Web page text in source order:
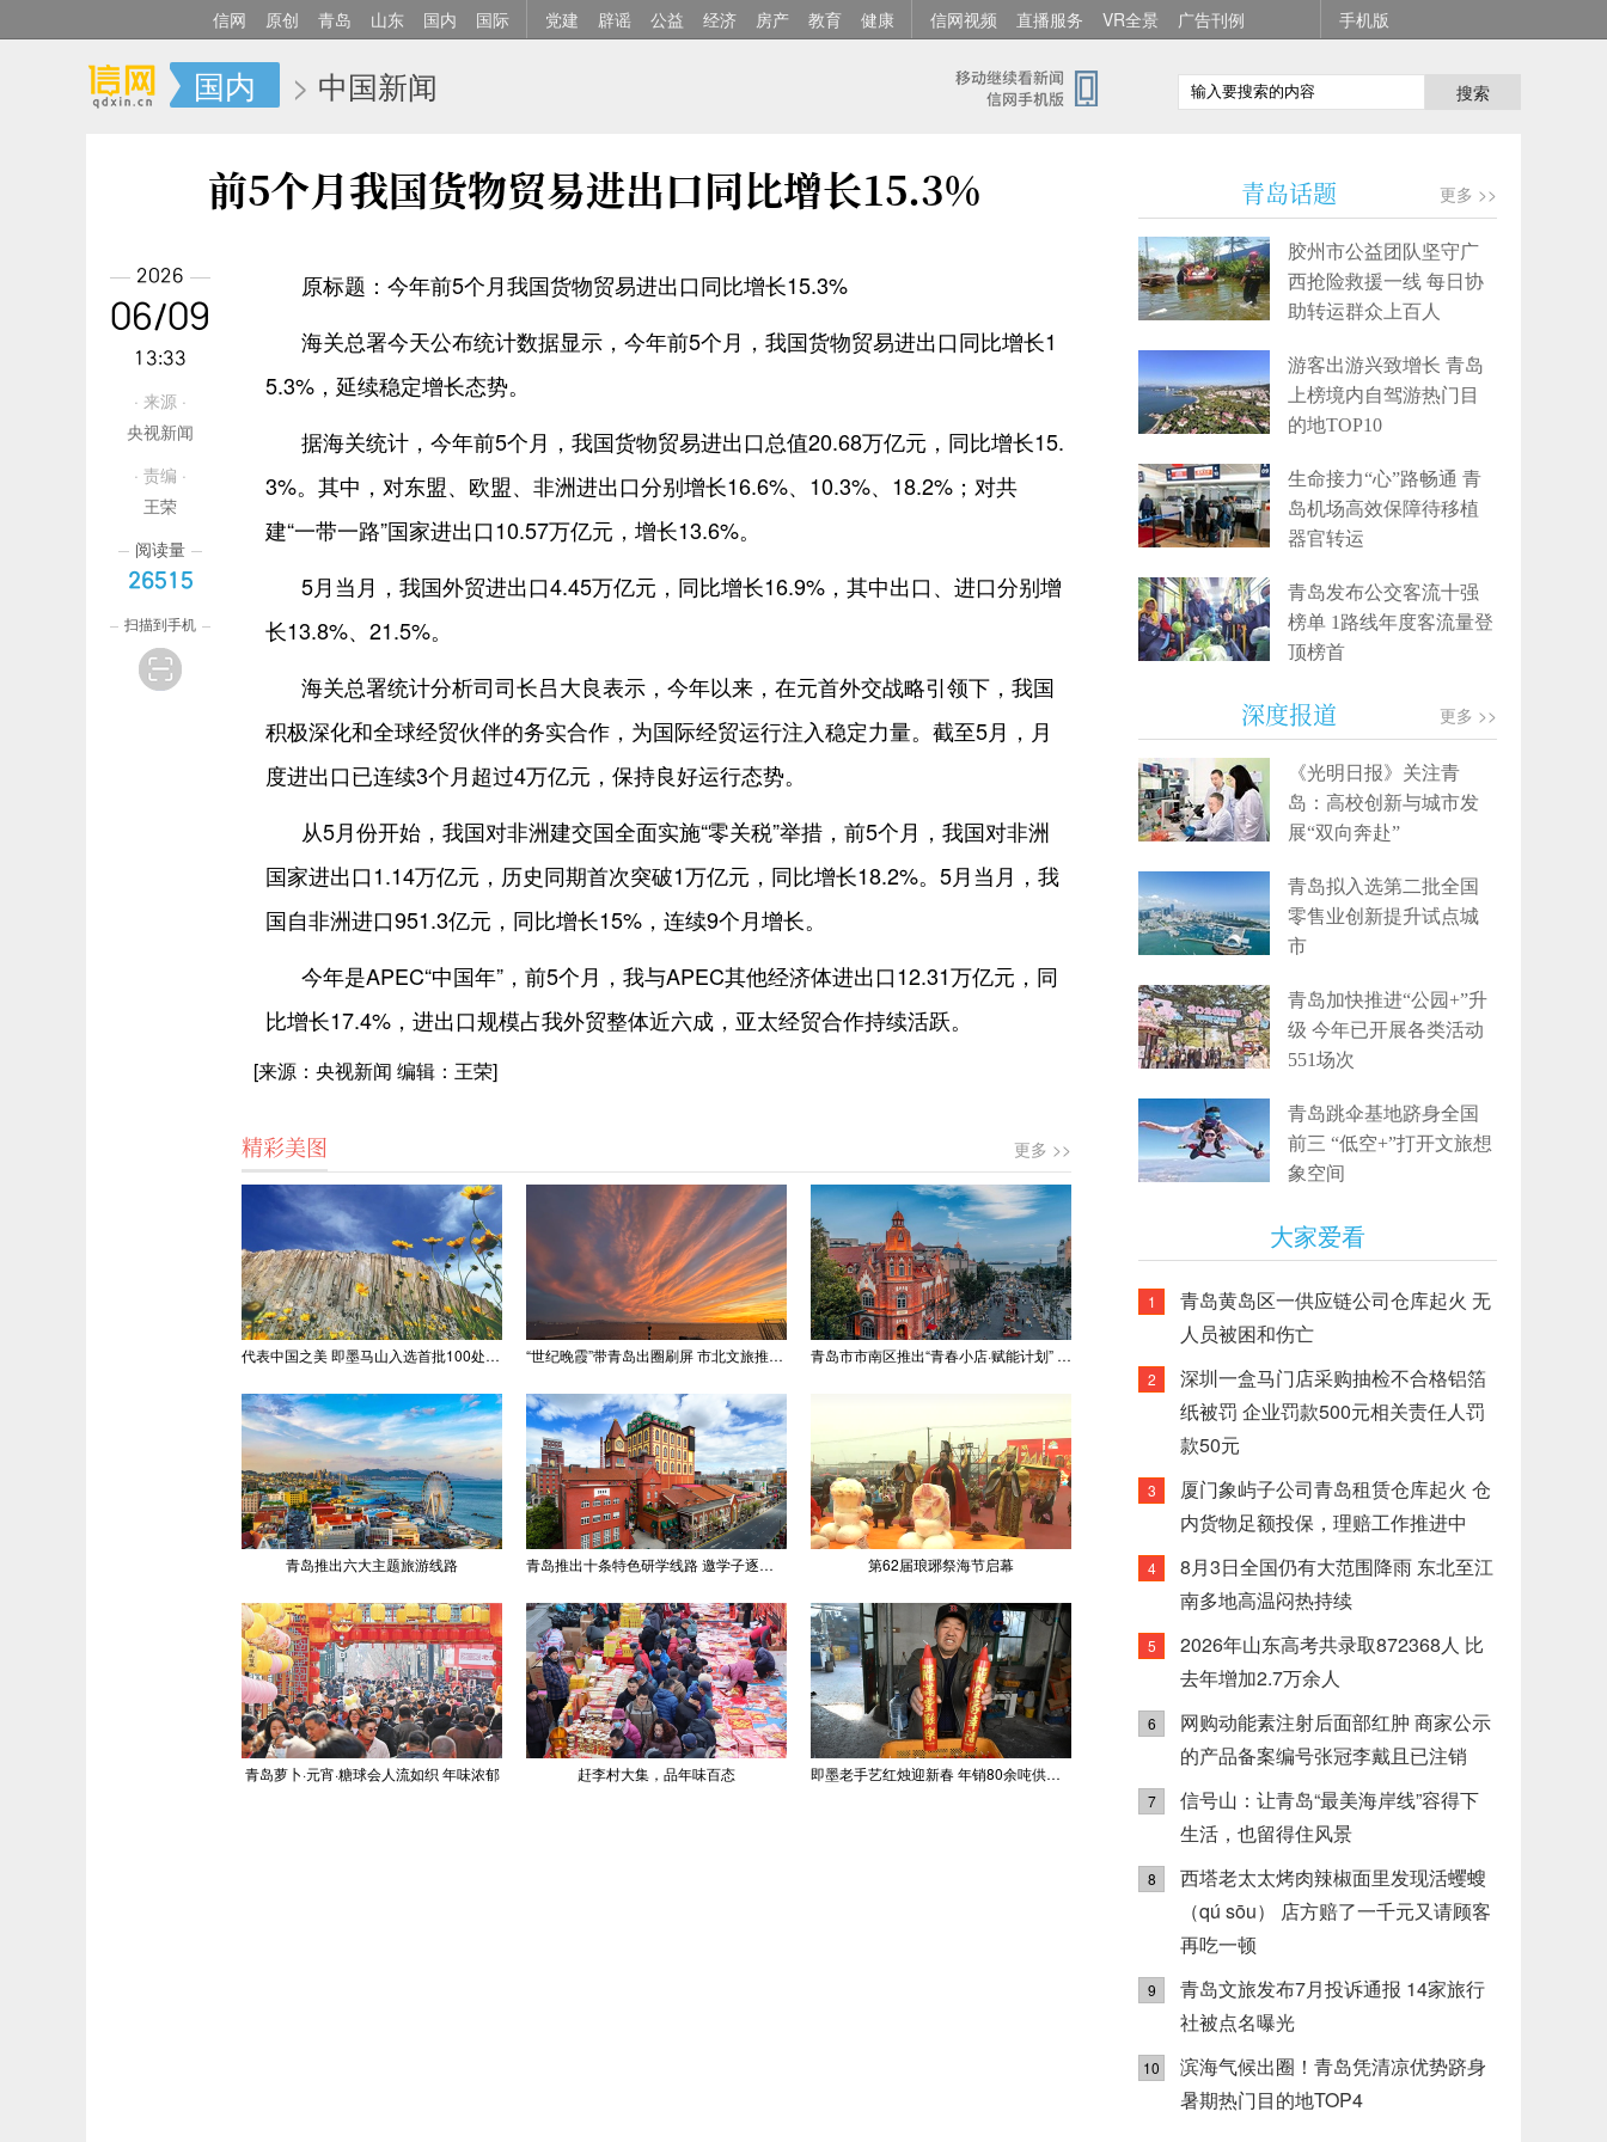
信网 原创 青岛 山东 国内 国际 党建 辟谣 公益 经济 房产 教育 健康 信网视频 直播服务 VR全景 广告刊例 手机版
国内 > 中国新闻 搜索
前5个月我国货物贸易进出口同比增长15.3%
原标题：今年前5个月我国货物贸易进出口同比增长15.3%
海关总署今天公布统计数据显示，今年前5个月，我国货物贸易进出口同比增长1
5.3%，延续稳定增长态势。
据海关统计，今年前5个月，我国货物贸易进出口总值20.68万亿元，同比增长15.
3%。其中，对东盟、欧盟、非洲进出口分别增长16.6%、10.3%、18.2%；对共
建“一带一路”国家进出口10.57万亿元，增长13.6%。
5月当月，我国外贸进出口4.45万亿元，同比增长16.9%，其中出口、进口分别增
长13.8%、21.5%。
海关总署统计分析司司长吕大良表示，今年以来，在元首外交战略引领下，我国
积极深化和全球经贸伙伴的务实合作，为国际经贸运行注入稳定力量。截至5月，月
度进出口已连续3个月超过4万亿元，保持良好运行态势。
从5月份开始，我国对非洲建交国全面实施“零关税”举措，前5个月，我国对非洲
国家进出口1.14万亿元，历史同期首次突破1万亿元，同比增长18.2%。5月当月，我
国自非洲进口951.3亿元，同比增长15%，连续9个月增长。
今年是APEC“中国年”，前5个月，我与APEC其他经济体进出口12.31万亿元，同
比增长17.4%，进出口规模占我外贸整体近六成，亚太经贸合作持续活跃。
[来源：央视新闻 编辑：王荣]
精彩美图 更多 >>
代表中国之美 即墨马山入选首批100处“美丽中国打卡点” “世纪晚霞”带青岛出圈刷屏 市北文旅推出精品线路 青岛市市南区推出“青春小店·赋能计划” 聚满青岛温情
青岛推出六大主题旅游线路 青岛推出十条特色研学线路 邀学子逐梦深蓝探知山海 第62届琅琊祭海节启幕
青岛萝卜·元宵·糖球会人流如织 年味浓郁 赶李村大集，品年味百态 即墨老手艺红烛迎新春 年销80余吨供不应求
2026
06/09
13:33
· 来源 ·
央视新闻
· 责编 ·
王荣
阅读量
26515
扫描到手机
青岛话题 更多 >>
胶州市公益团队坚守广
西抢险救援一线 每日协
助转运群众上百人
游客出游兴致增长 青岛
上榜境内自驾游热门目
的地TOP10
生命接力“心”路畅通 青
岛机场高效保障待移植
器官转运
青岛发布公交客流十强
榜单 1路线年度客流量登
顶榜首
深度报道 更多 >>
《光明日报》关注青
岛：高校创新与城市发
展“双向奔赴”
青岛拟入选第二批全国
零售业创新提升试点城
市
青岛加快推进“公园+”升
级 今年已开展各类活动
551场次
青岛跳伞基地跻身全国
前三 “低空+”打开文旅想
象空间
大家爱看
1
青岛黄岛区一供应链公司仓库起火 无
人员被困和伤亡
2
深圳一盒马门店采购抽检不合格铝箔
纸被罚 企业罚款500元相关责任人罚
款50元
3
厦门象屿子公司青岛租赁仓库起火 仓
内货物足额投保，理赔工作推进中
4
8月3日全国仍有大范围降雨 东北至江
南多地高温闷热持续
5
2026年山东高考共录取872368人 比
去年增加2.7万余人
6
网购动能素注射后面部红肿 商家公示
的产品备案编号张冠李戴且已注销
7
信号山：让青岛“最美海岸线”容得下
生活，也留得住风景
8
西塔老太太烤肉辣椒面里发现活蠼螋
（qú sōu） 店方赔了一千元又请顾客
再吃一顿
9
青岛文旅发布7月投诉通报 14家旅行
社被点名曝光
10
滨海气候出圈！青岛凭清凉优势跻身
暑期热门目的地TOP4